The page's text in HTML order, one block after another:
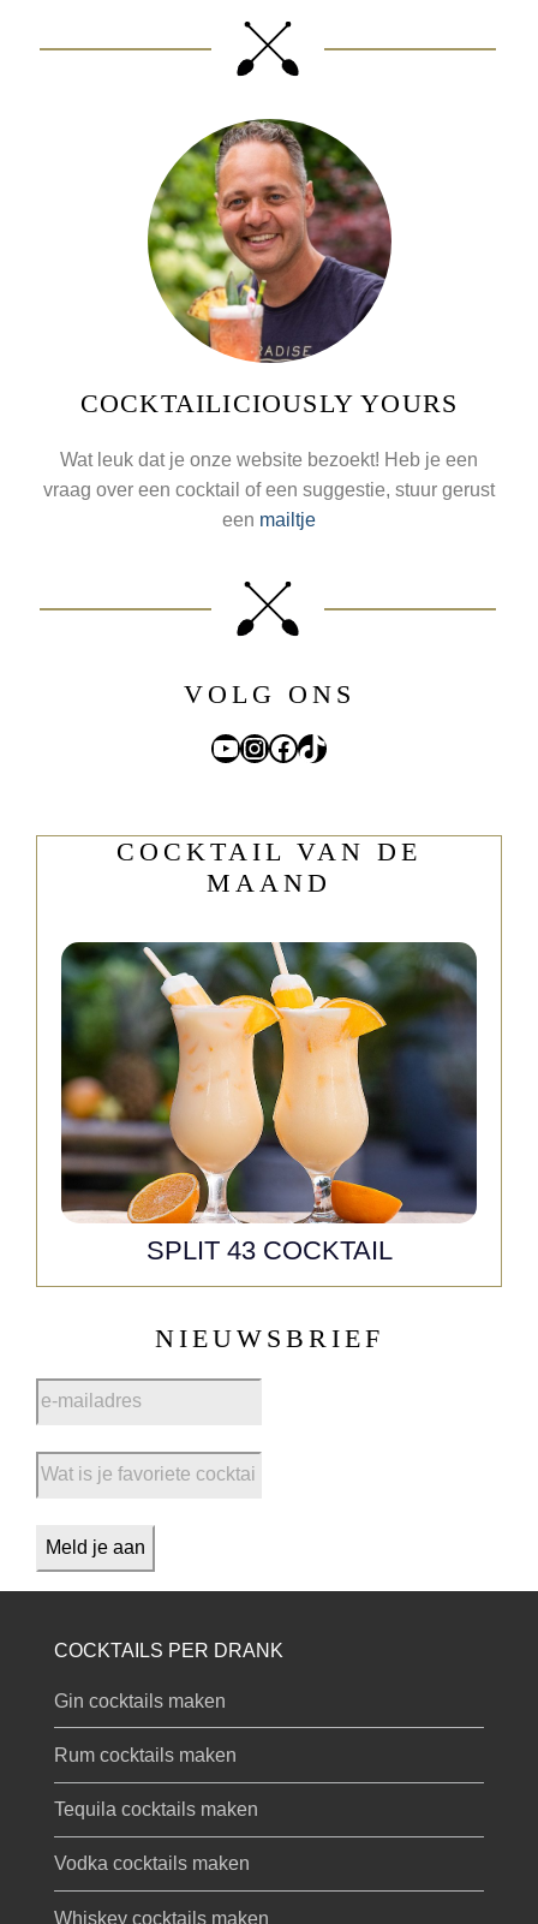
COCKTAILICIOUSLY YOURS
Wat leuk dat je onze website bezoekt! Heb je een
vraag over een cocktail of een suggestie, stuur gerust
een mailtje
VOLG ONS
YouTube
Instagram
Facebook
TikTok
COCKTAIL VAN DE
MAAND
SPLIT 43 COCKTAIL
NIEUWSBRIEF
COCKTAILS PER DRANK
Gin cocktails maken
Rum cocktails maken
Tequila cocktails maken
Vodka cocktails maken
Whiskey cocktails maken